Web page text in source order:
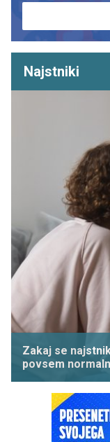
Najstniki
Zakaj se
povsem